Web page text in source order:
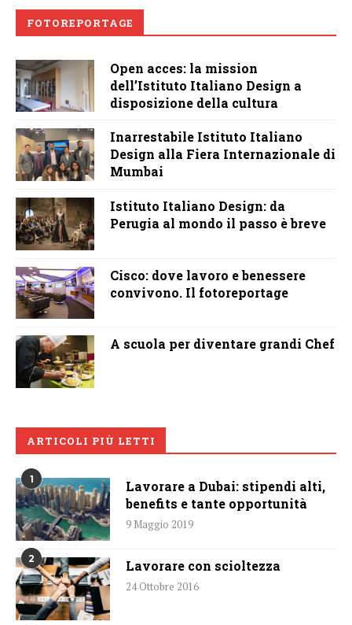
FOTOREPORTAGE
Open acces: la mission
dell’Istituto Italiano Design a
disposizione della cultura
Inarrestabile Istituto Italiano
Design alla Fiera Internazionale di
Mumbai
Istituto Italiano Design: da
Perugia al mondo il passo è breve
Cisco: dove lavoro e benessere
convivono. Il fotoreportage
A scuola per diventare grandi Chef
ARTICOLI PIÙ LETTI
1
Lavorare a Dubai: stipendi alti,
benefits e tante opportunità
9 Maggio 2019
2 Lavorare con scioltezza
24 Ottobre 2016